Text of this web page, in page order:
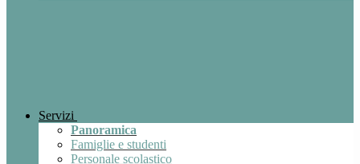
Servizi
Panoramica
Famiglie e studenti
Personale scolastico